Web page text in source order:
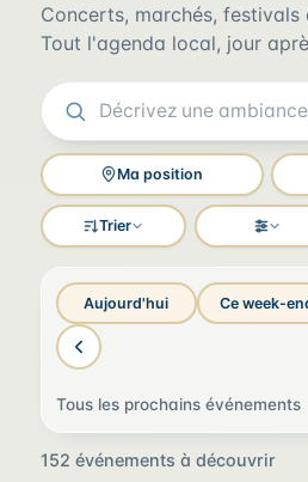
Concerts, marchés,
Tout l'agenda local, jour
Ma position
Trier Filtres
Aujourd'hui Ce week-
Tous les prochains événements
152 événements à découvrir